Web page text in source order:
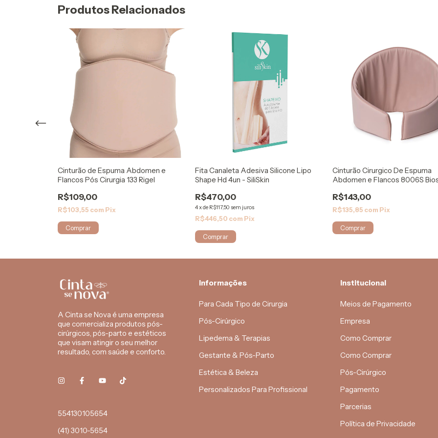
Produtos Relacionados
Cinturão de Espuma Abdomen e
Flancos Pós Cirurgia 133 Rigel
R$109,00
R$103,55 com Pix
Comprar
Fita Canaleta Adesiva Silicone Lipo
Shape Hd 4un - SiliSkin
R$470,00
4xde R$117,50 sem juros
R$446,50 com Pix
Cinturão Cirurgico De Espuma
Abdomen e Flancos 8006S
R$143,00
R$135,85 com Pix
Comprar
A Cinta se Nova é uma empresa
que comercializa produtos pós-
cirúrgicos, pós-parto e estéticos
que visam atingir o seu melhor
resultado, com saúde e conforto.
554130105654
(41) 3010-5654
Informações
Para Cada Tipo de Cirurgia
Pós-Cirúrgico
Lipedema & Terapias
Gestante & Pós-Parto
Estética & Beleza
Personalizados Para Profissional
Institucional
Meios de Pagamento
Empresa
Como Comprar
Como Comprar
Pós-Cirúrgico
Pagamento
Parcerias
Política de Privacidade